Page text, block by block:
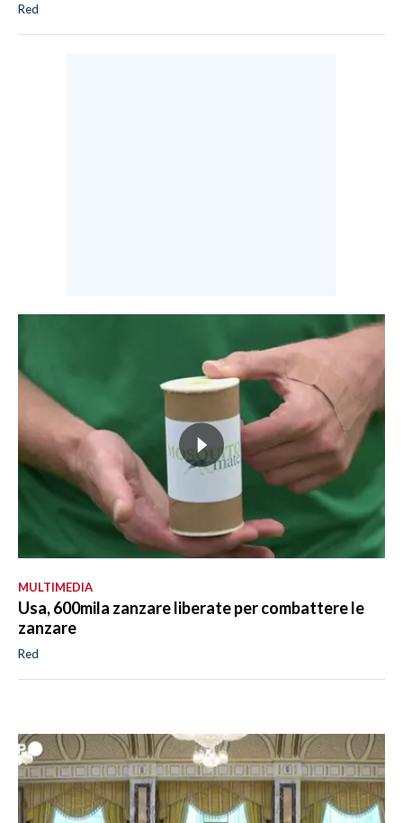
Red
MULTIMEDIA
Usa, 600mila zanzare liberate per combattere le
zanzare
Red